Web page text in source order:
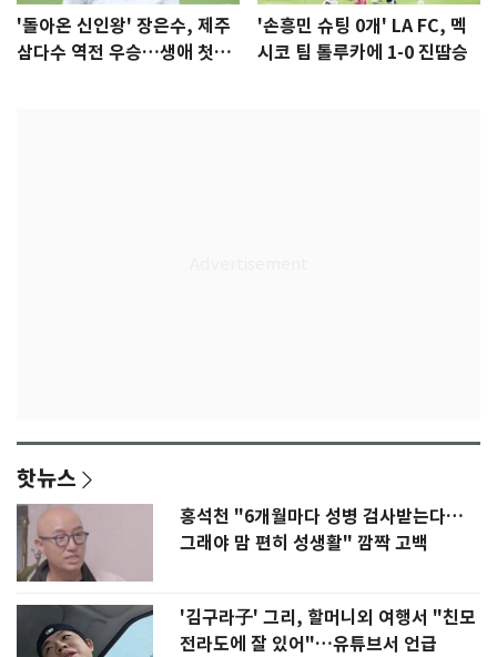
'돌아온 신인왕' 장은수, 제주
삼다수 역전 우승…생애 첫승
'손흥민 슈팅 0개' LA FC, 멕
시코 팀 톨루카에 1-0 진땀승
핫뉴스
홍석천 "6개월마다 성병 검사받는다…
그래야 맘 편히 성생활" 깜짝 고백
'김구라子' 그리, 할머니외 여행서 "친모
전라도에 잘 있어"…유튜브서 언급